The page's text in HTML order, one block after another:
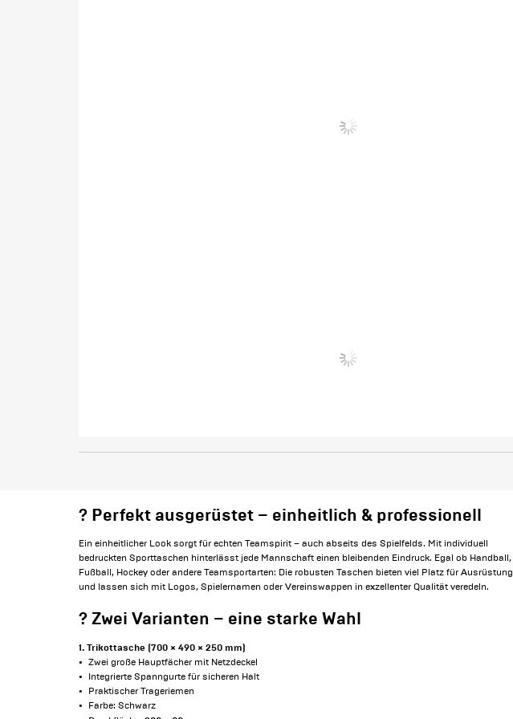
? Perfekt ausgerüstet – einheitlich & professionell
Ein einheitlicher Look sorgt für echten Teamspirit – auch abseits des Spielfelds. Mit individuell
bedruckten Sporttaschen hinterlässt jede Mannschaft einen bleibenden Eindruck. Egal ob Handball,
Fußball, Hockey oder andere Teamsportarten: Die robusten Taschen bieten viel Platz für Ausrüstung
und lassen sich mit Logos, Spielernamen oder Vereinswappen in exzellenter Qualität veredeln.
? Zwei Varianten – eine starke Wahl
1. Trikottasche (700 × 490 × 250 mm)
Zwei große Hauptfächer mit Netzdeckel
Integrierte Spanngurte für sicheren Halt
Praktischer Trageriemen
Farbe: Schwarz